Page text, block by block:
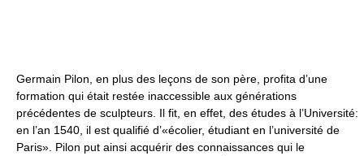
Germain Pilon, en plus des leçons de son père, profita d’une
formation qui était restée inaccessible aux générations
précédentes de sculpteurs. Il fit, en effet, des études à l’Université:
en l’an 1540, il est qualifié d’«écolier, étudiant en l’université de
Paris». Pilon put ainsi acquérir des connaissances qui le